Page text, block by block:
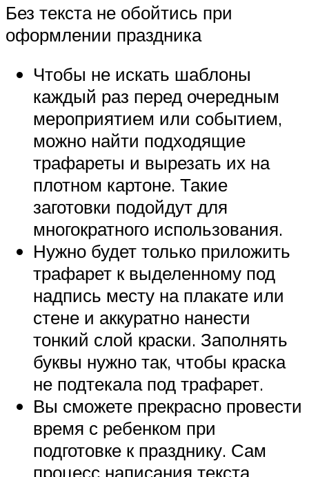
Без текста не обойтись при
оформлении праздника
Чтобы не искать шаблоны
каждый раз перед очередным
мероприятием или событием,
можно найти подходящие
трафареты и вырезать их на
плотном картоне. Такие
заготовки подойдут для
многократного использования.
Нужно будет только приложить
трафарет к выделенному под
надпись месту на плакате или
стене и аккуратно нанести
тонкий слой краски. Заполнять
буквы нужно так, чтобы краска
не подтекала под трафарет.
Вы сможете прекрасно провести
время с ребенком при
подготовке к празднику. Сам
процесс написания текста